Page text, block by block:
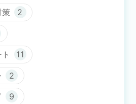
策 2
11
2
9